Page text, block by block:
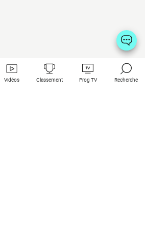
Vidéos Classement Prog TV Recherche